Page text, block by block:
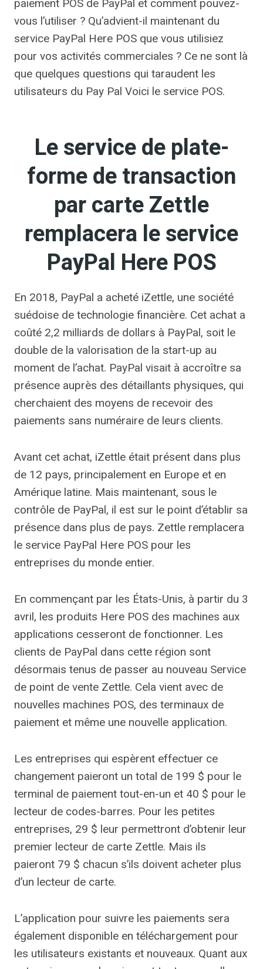
paiement POS de PayPal et comment pouvez-
vous l’utiliser ? Qu’advient-il maintenant du
service PayPal Here POS que vous utilisiez
pour vos activités commerciales ? Ce ne sont là
que quelques questions qui taraudent les
utilisateurs du Pay Pal Voici le service POS.
Le service de plate-
forme de transaction
par carte Zettle
remplacera le service
PayPal Here POS
En 2018, PayPal a acheté iZettle, une société
suédoise de technologie financière. Cet achat a
coûté 2,2 milliards de dollars à PayPal, soit le
double de la valorisation de la start-up au
moment de l’achat. PayPal visait à accroître sa
présence auprès des détaillants physiques, qui
cherchaient des moyens de recevoir des
paiements sans numéraire de leurs clients.
Avant cet achat, iZettle était présent dans plus
de 12 pays, principalement en Europe et en
Amérique latine. Mais maintenant, sous le
contrôle de PayPal, il est sur le point d’établir sa
présence dans plus de pays. Zettle remplacera
le service PayPal Here POS pour les
entreprises du monde entier.
En commençant par les États-Unis, à partir du 3
avril, les produits Here POS des machines aux
applications cesseront de fonctionner. Les
clients de PayPal dans cette région sont
désormais tenus de passer au nouveau Service
de point de vente Zettle. Cela vient avec de
nouvelles machines POS, des terminaux de
paiement et même une nouvelle application.
Les entreprises qui espèrent effectuer ce
changement paieront un total de 199 $ pour le
terminal de paiement tout-en-un et 40 $ pour le
lecteur de codes-barres. Pour les petites
entreprises, 29 $ leur permettront d’obtenir leur
premier lecteur de carte Zettle. Mais ils
paieront 79 $ chacun s’ils doivent acheter plus
d’un lecteur de carte.
L’application pour suivre les paiements sera
également disponible en téléchargement pour
les utilisateurs existants et nouveaux. Quant aux